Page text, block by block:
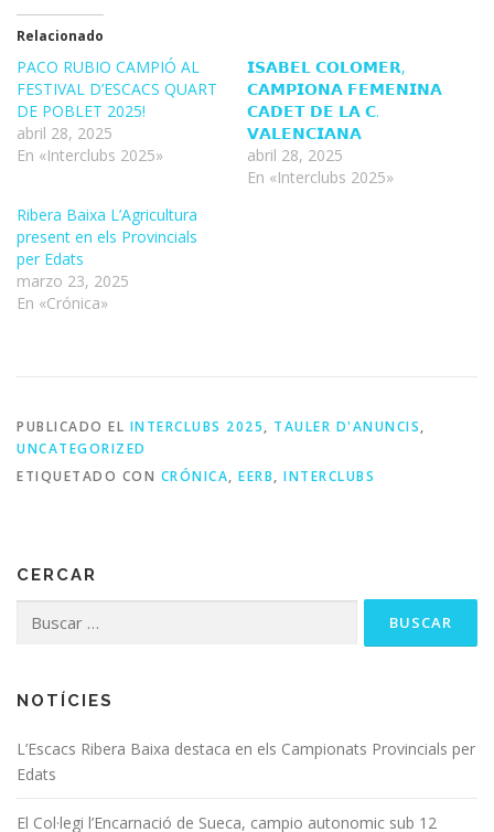
Relacionado
PACO RUBIO CAMPIÓ AL
FESTIVAL D’ESCACS QUART
DE POBLET 2025!
abril 28, 2025
En «Interclubs 2025»
𝗜𝗦𝗔𝗕𝗘𝗟 𝗖𝗢𝗟𝗢𝗠𝗘𝗥,
𝗖𝗔𝗠𝗣𝗜𝗢𝗡𝗔 𝗙𝗘𝗠𝗘𝗡𝗜𝗡𝗔
𝗖𝗔𝗗𝗘𝗧 𝗗𝗘 𝗟𝗔 𝗖.
𝗩𝗔𝗟𝗘𝗡𝗖𝗜𝗔𝗡𝗔
abril 28, 2025
En «Interclubs 2025»
Ribera Baixa L’Agricultura
present en els Provincials
per Edats
marzo 23, 2025
En «Crónica»
PUBLICADO EL INTERCLUBS 2025, TAULER D'ANUNCIS,
UNCATEGORIZED
ETIQUETADO CON CRÓNICA, EERB, INTERCLUBS
CERCAR
NOTÍCIES
L’Escacs Ribera Baixa destaca en els Campionats Provincials per
Edats
El Col·legi l’Encarnació de Sueca, campio autonomic sub 12